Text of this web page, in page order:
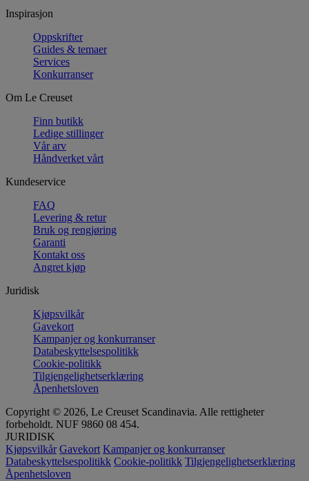
Inspirasjon
Oppskrifter
Guides & temaer
Services
Konkurranser
Om Le Creuset
Finn butikk
Ledige stillinger
Vår arv
Håndverket vårt
Kundeservice
FAQ
Levering & retur
Bruk og rengjøring
Garanti
Kontakt oss
Angret kjøp
Juridisk
Kjøpsvilkår
Gavekort
Kampanjer og konkurranser
Databeskyttelsespolitikk
Cookie-politikk
Tilgjengelighetserklæring
Åpenhetsloven
Copyright © 2026, Le Creuset Scandinavia. Alle rettigheter
forbeholdt. NUF 9860 08 454.
JURIDISK
Kjøpsvilkår Gavekort Kampanjer og konkurranser
Databeskyttelsespolitikk Cookie-politikk Tilgjengelighetserklæring
Åpenhetsloven